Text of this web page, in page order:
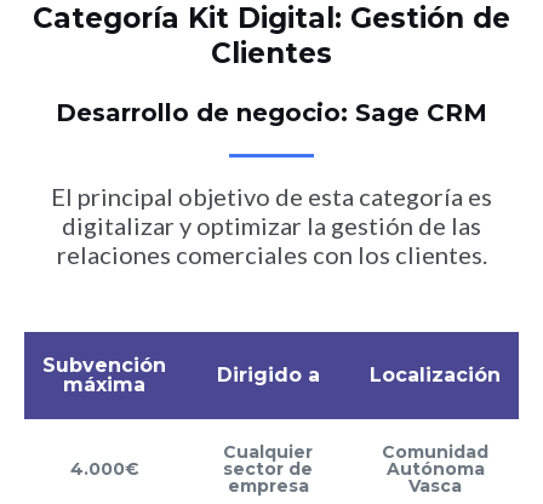
Categoría Kit Digital: Gestión de
Clientes
Desarrollo de negocio: Sage CRM
El principal objetivo de esta categoría es
digitalizar y optimizar la gestión de las
relaciones comerciales con los clientes.
Subvención
máxima
Dirigido a Localización
4.000€
Cualquier
sector de
empresa
Comunidad
Autónoma
Vasca